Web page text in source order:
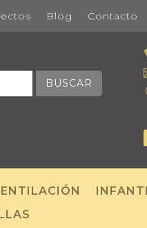
Blog Contacto
BUSCAR